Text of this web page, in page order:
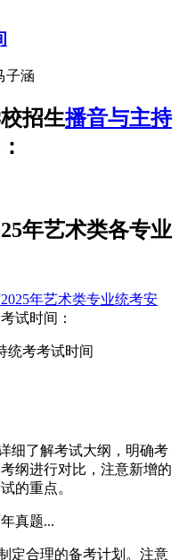
子涵
招生播音与主持
年艺术类各专业
年艺术类专业统考安
试时间：
细了解考试大纲，明确考
纲进行对比，注意新增的
的重点。
真题...
定合理的备考计划。注意